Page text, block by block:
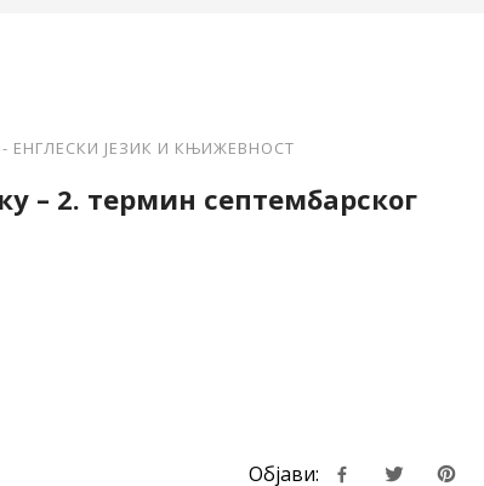
ЕНГЛЕСКИ ЈЕЗИК И КЊИЖЕВНОСТ
– 2. термин септембарског
Објави: